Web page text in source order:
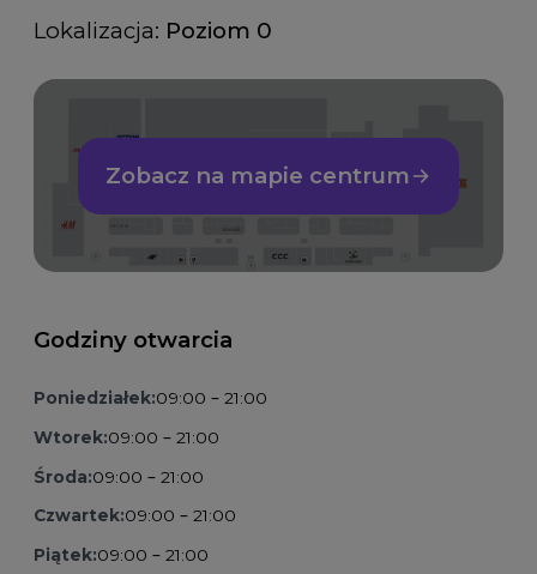
Lokalizacja: Poziom 0
Zobacz na mapie centrum
Godziny otwarcia
Poniedziałek:09:00 – 21:00
Wtorek:09:00 – 21:00
Środa:09:00 – 21:00
Czwartek:09:00 – 21:00
Piątek:09:00 – 21:00